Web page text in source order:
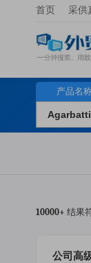
首页 采供
产品名
10000+ 结果
公司高